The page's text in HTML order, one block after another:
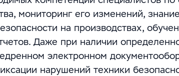
мониторинг его изменений,
на производствах,
Даже при наличии
электронном
нарушений техники